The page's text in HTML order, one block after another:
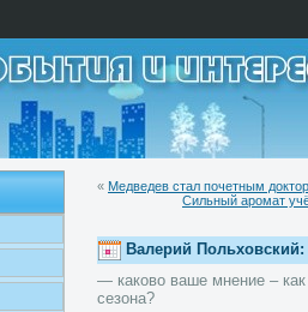
« Медведев стал почетным
Сильный аромат
Валерий
— каково ваше мнение –
сезона?